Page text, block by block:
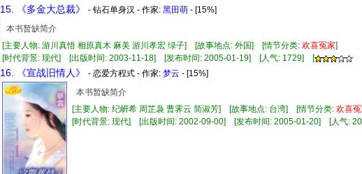
15. 《多金大总裁》 - 钻石单身汉 - 作家: 黑田萌 - [15%]
本书暂缺简介
[主要人物: 游川真悟 相原真木 麻美 游川孝宏 绿子] [故事地点: 外国] [情节分类: 欢喜冤家]
[时代背景: 现代] [出版时间: 2003-11-18] [发布时间: 2005-01-19] [人气: 1729] [
16. 《宣战旧情人》 - 恋爱方程式 - 作家: 梦云 - [15%]
本书暂缺简介
[主要人物: 纪岍希 周芷袅 曹霁云 简淑芳] [故事地点: 台湾] [情节分类: 欢喜
[时代背景: 现代] [出版时间: 2002-09-00] [发布时间: 2005-01-20] [人气: